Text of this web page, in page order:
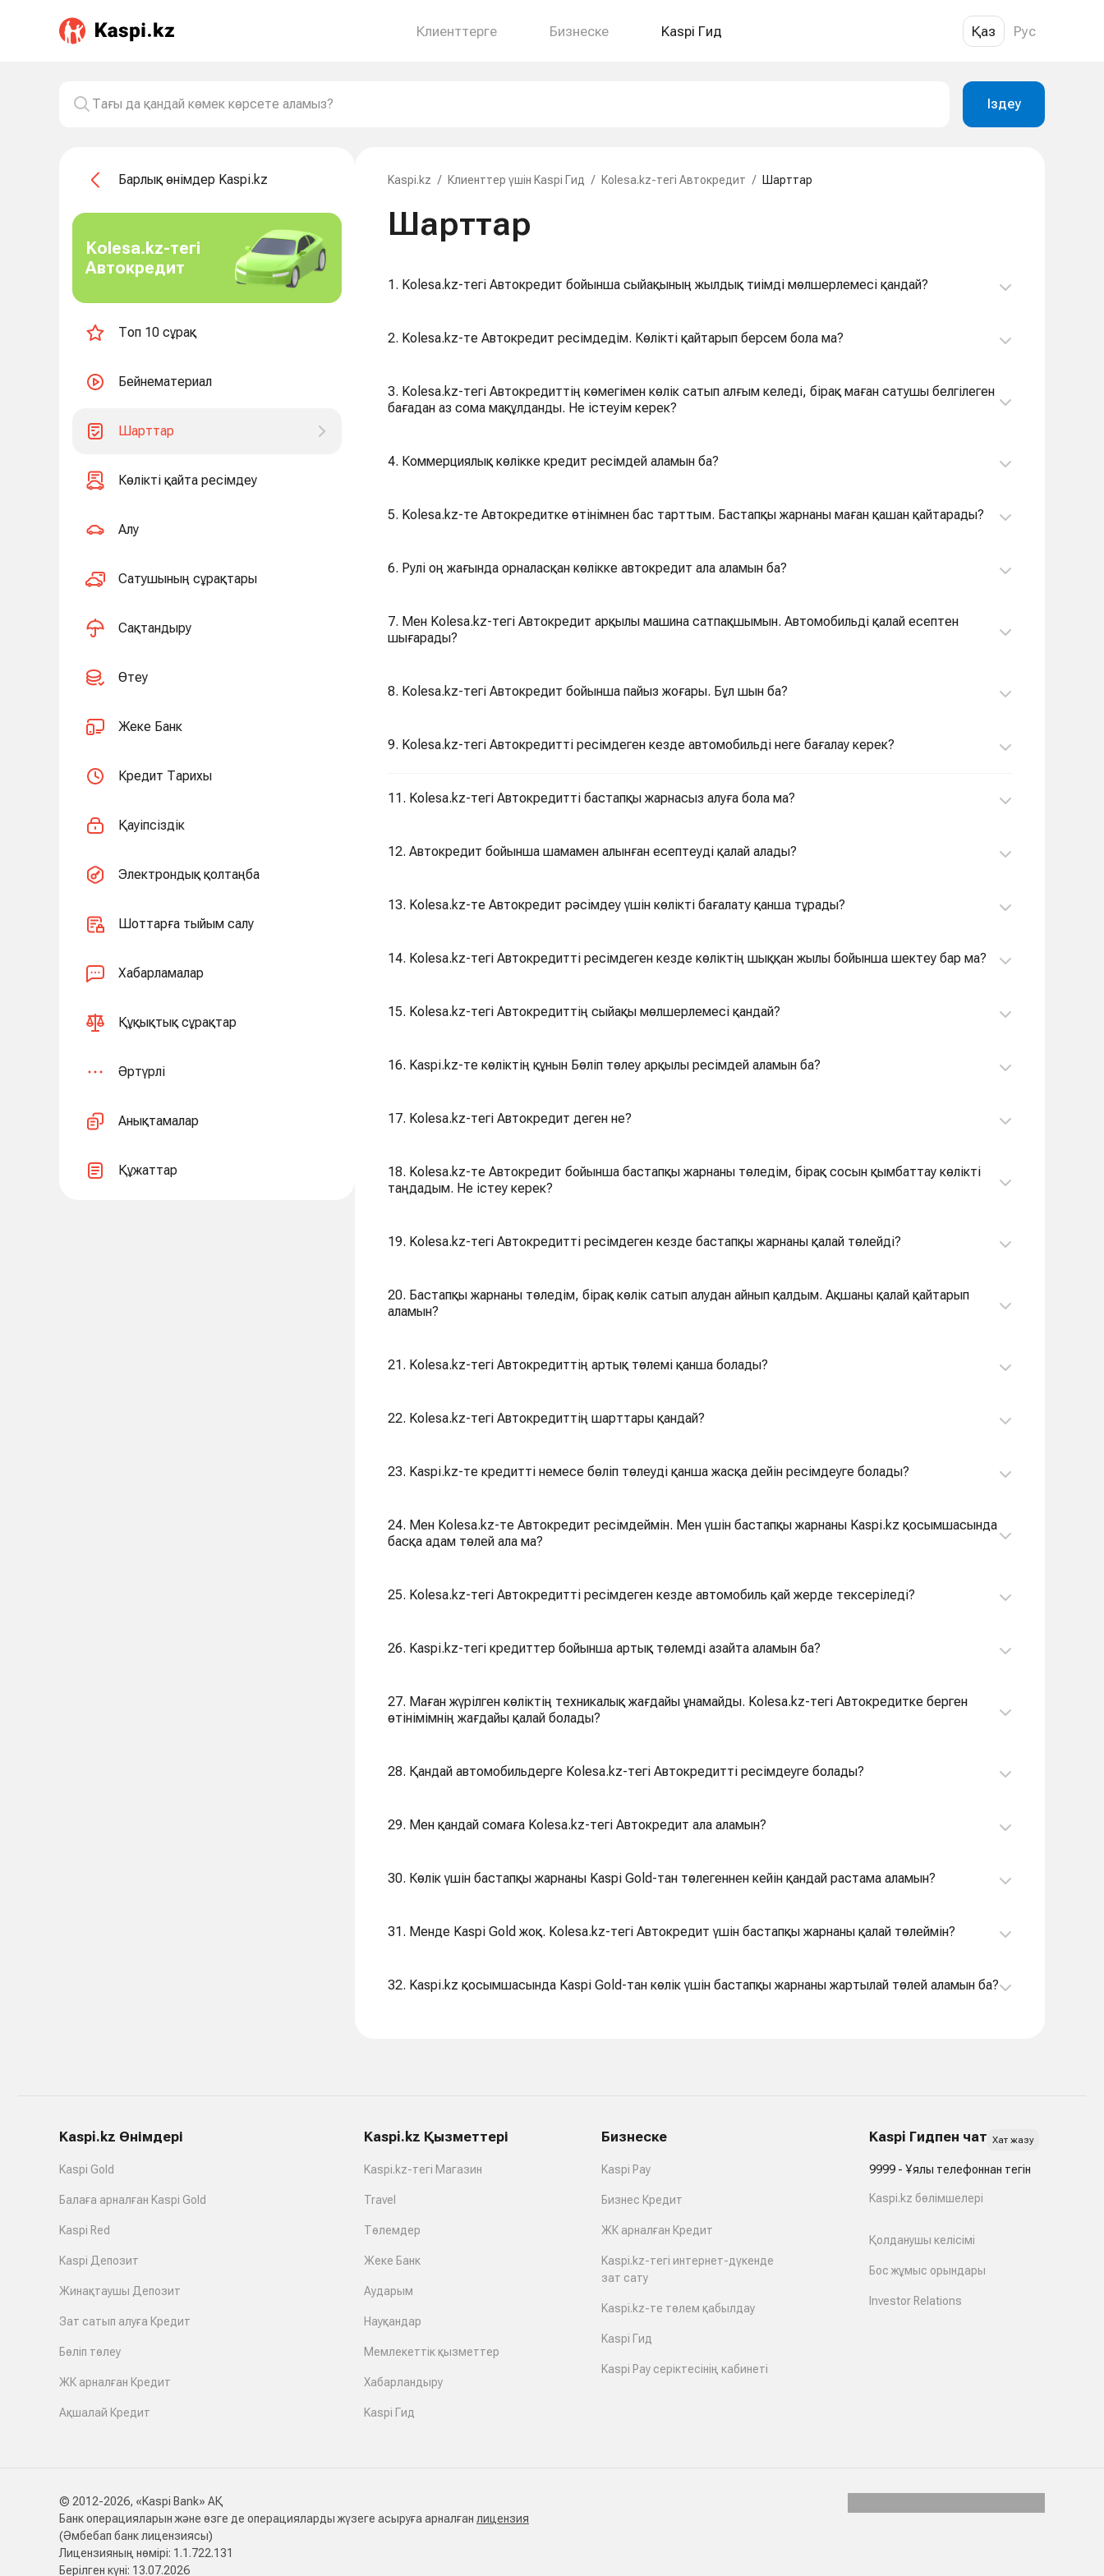
Клиенттерге Бизнеске Kaspi Гид Қаз Рус
Іздеу
Барлық өнімдер Kaspi.kz
Kolesa.kz-тегі
Автокредит
Топ 10 сұрақ
Бейнематериал
Шарттар
Көлікті қайта ресімдеу
Алу
Сатушының сұрақтары
Сақтандыру
Өтеу
Жеке Банк
Кредит Тарихы
Қауіпсіздік
Электрондық қолтаңба
Шоттарға тыйым салу
Хабарламалар
Құқықтық сұрақтар
Әртүрлі
Анықтамалар
Құжаттар
Kaspi.kz / Клиенттер үшін Kaspi Гид / Kolesa.kz-тегі Автокредит / Шарттар
Шарттар
1. Kolesa.kz-тегі Автокредит бойынша сыйақының жылдық тиімді мөлшерлемесі қандай?
2. Kolesa.kz-те Автокредит ресімдедім. Көлікті қайтарып берсем бола ма?
3. Kolesa.kz-тегі Автокредиттің көмегімен көлік сатып алғым келеді, бірақ маған сатушы белгілеген
бағадан аз сома мақұлданды. Не істеуім керек?
4. Коммерциялық көлікке кредит ресімдей аламын ба?
5. Kolesa.kz-те Автокредитке өтінімнен бас тарттым. Бастапқы жарнаны маған қашан қайтарады?
6. Рулі оң жағында орналасқан көлікке автокредит ала аламын ба?
7. Мен Kolesa.kz-тегі Автокредит арқылы машина сатпақшымын. Автомобильді қалай есептен
шығарады?
8. Kolesa.kz-тегі Автокредит бойынша пайыз жоғары. Бұл шын ба?
9. Kolesa.kz-тегі Автокредитті ресімдеген кезде автомобильді неге бағалау керек?
11. Kolesa.kz-тегі Автокредитті бастапқы жарнасыз алуға бола ма?
12. Автокредит бойынша шамамен алынған есептеуді қалай алады?
13. Kolesa.kz-те Автокредит рәсімдеу үшін көлікті бағалату қанша тұрады?
14. Kolesa.kz-тегі Автокредитті ресімдеген кезде көліктің шыққан жылы бойынша шектеу бар ма?
15. Kolesa.kz-тегі Автокредиттің сыйақы мөлшерлемесі қандай?
16. Kaspi.kz-те көліктің құнын Бөліп төлеу арқылы ресімдей аламын ба?
17. Kolesa.kz-тегі Автокредит деген не?
18. Kolesa.kz-те Автокредит бойынша бастапқы жарнаны төледім, бірақ сосын қымбаттау көлікті
таңдадым. Не істеу керек?
19. Kolesa.kz-тегі Автокредитті ресімдеген кезде бастапқы жарнаны қалай төлейді?
20. Бастапқы жарнаны төледім, бірақ көлік сатып алудан айнып қалдым. Ақшаны қалай қайтарып
аламын?
21. Kolesa.kz-тегі Автокредиттің артық төлемі қанша болады?
22. Kolesa.kz-тегі Автокредиттің шарттары қандай?
23. Kaspi.kz-те кредитті немесе бөліп төлеуді қанша жасқа дейін ресімдеуге болады?
24. Мен Kolesa.kz-те Автокредит ресімдеймін. Мен үшін бастапқы жарнаны Kaspi.kz қосымшасында
басқа адам төлей ала ма?
25. Kolesa.kz-тегі Автокредитті ресімдеген кезде автомобиль қай жерде тексеріледі?
26. Kaspi.kz-тегі кредиттер бойынша артық төлемді азайта аламын ба?
27. Маған жүрілген көліктің техникалық жағдайы ұнамайды. Kolesa.kz-тегі Автокредитке берген
өтінімімнің жағдайы қалай болады?
28. Қандай автомобильдерге Kolesa.kz-тегі Автокредитті ресімдеуге болады?
29. Мен қандай сомаға Kolesa.kz-тегі Автокредит ала аламын?
30. Көлік үшін бастапқы жарнаны Kaspi Gold-тан төлегеннен кейін қандай растама аламын?
31. Менде Kaspi Gold жоқ. Kolesa.kz-тегі Автокредит үшін бастапқы жарнаны қалай төлеймін?
32. Kaspi.kz қосымшасында Kaspi Gold-тан көлік үшін бастапқы жарнаны жартылай төлей аламын ба?
Kaspi.kz Өнімдері
Kaspi Gold
Балаға арналған Kaspi Gold
Kaspi Red
Kaspi Депозит
Жинақтаушы Депозит
Зат сатып алуға Кредит
Бөліп төлеу
ЖК арналған Кредит
Ақшалай Кредит
Kaspi.kz Қызметтері
Kaspi.kz-тегі Магазин
Travel
Төлемдер
Жеке Банк
Аударым
Науқандар
Мемлекеттік қызметтер
Хабарландыру
Kaspi Гид
Бизнеске
Kaspi Pay
Бизнес Кредит
ЖК арналған Кредит
Kaspi.kz-тегі интернет-дүкенде
зат сату
Kaspi.kz-те төлем қабылдау
Kaspi Гид
Kaspi Pay серіктесінің кабинеті
Kaspi Гидпен чат Хат жазу
9999 - Ұялы телефоннан тегін
Kaspi.kz бөлімшелері
Қолданушы келісімі
Бос жұмыс орындары
Investor Relations
© 2012-2026, «Kaspi Bank» АҚ
Банк операцияларын және өзге де операцияларды жүзеге асыруға арналған лицензия
(Әмбебап банк лицензиясы)
Лицензияның нөмірі: 1.1.722.131
Берілген күні: 13.07.2026